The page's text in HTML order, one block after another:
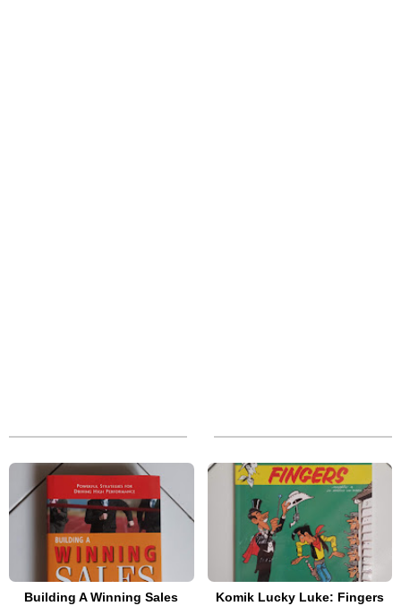
Building A Winning Sales
Komik Lucky Luke: Fingers